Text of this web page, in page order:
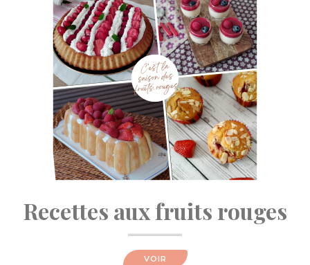
Recettes aux fruits rouges
VOIR